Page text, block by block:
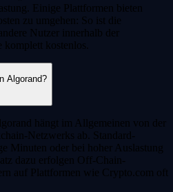
Einige Plattformen bieten
zu umgehen: So ist die
Nutzer innerhalb der
kostenlos.
Algorand?
hängt im Allgemeinen von der
Netzwerks ab. Standard-
Minuten oder bei hoher Auslastung
dazu erfolgen Off-Chain-
auf Plattformen wie Crypto.com oft